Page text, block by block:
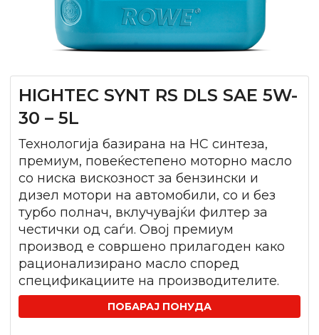
HIGHTEC SYNT RS DLS SAE 5W-
30 – 5L
Технологија базирана на HC синтеза,
премиум, повеќестепено моторно масло
со ниска вискозност за бензински и
дизел мотори на автомобили, со и без
турбо полнач, вклучувајќи филтер за
честички од саѓи. Овој премиум
производ е совршено прилагоден како
рационализирано масло според
спецификациите на производителите.
ПОБАРАЈ ПОНУДА